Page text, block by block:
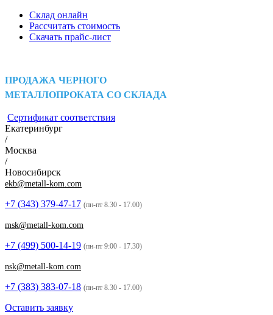
Склад онлайн
Рассчитать стоимость
Скачать прайс-лист
ПРОДАЖА ЧЕРНОГО
МЕТАЛЛОПРОКАТА СО СКЛАДА
Сертификат соответствия
Екатеринбург
/
Москва
/
Новосибирск
ekb@metall-kom.com
+7 (343) 379-47-17 (пн-пт 8.30 - 17.00)
msk@metall-kom.com
+7 (499) 500-14-19 (пн-пт 9:00 - 17.30)
nsk@metall-kom.com
+7 (383) 383-07-18 (пн-пт 8.30 - 17.00)
Оставить заявку